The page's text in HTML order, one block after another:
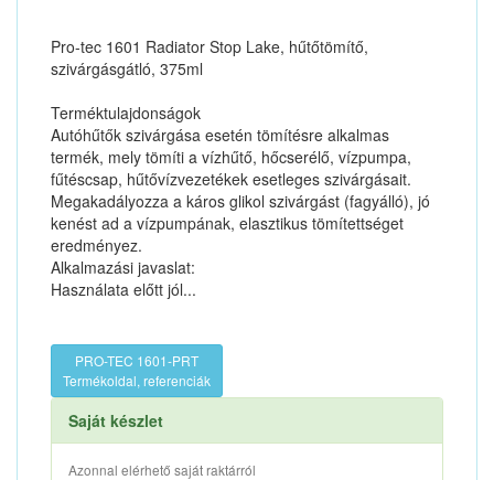
Pro-tec 1601 Radiator Stop Lake, hűtőtömítő,
szivárgásgátló, 375ml
Terméktulajdonságok
Autóhűtők szivárgása esetén tömítésre alkalmas
termék, mely tömíti a vízhűtő, hőcserélő, vízpumpa,
fűtéscsap, hűtővízvezetékek esetleges szivárgásait.
Megakadályozza a káros glikol szivárgást (fagyálló), jó
kenést ad a vízpumpának, elasztikus tömítettséget
eredményez.
Alkalmazási javaslat:
Használata előtt jól...
PRO-TEC 1601-PRT
Termékoldal, referenciák
Saját készlet
Azonnal elérhető saját raktárról